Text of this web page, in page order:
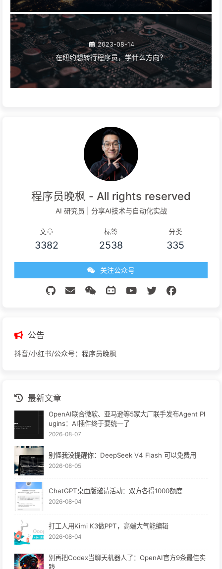
2023-08-14
在纽约想转行程序员，学什么方向？
程序员晚枫 - All rights reserved
AI 研究员 | 分享AI技术与自动化实战
文章
3382
标签
2538
分类
335
关注公众号
公告
抖音/小红书/公众号：程序员晚枫
最新文章
OpenAI联合微软、亚马逊等5家大厂联手发布Agent Pl
ugins：AI插件终于要统一了
2026-08-07
别怪我没提醒你：DeepSeek V4 Flash 可以免费用
2026-08-05
ChatGPT桌面版邀请活动：双方各得1000额度
2026-08-04
打工人用Kimi K3做PPT，高端大气能编辑
2026-08-04
别再把Codex当聊天机器人了：OpenAI官方9条最佳实
践